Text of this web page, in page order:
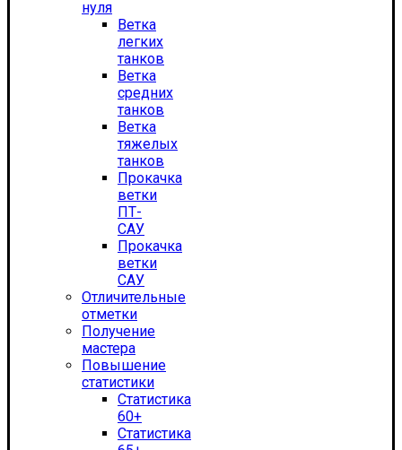
нуля
Ветка
легких
танков
Ветка
средних
танков
Ветка
тяжелых
танков
Прокачка
ветки
ПТ-
САУ
Прокачка
ветки
САУ
Отличительные
отметки
Получение
мастера
Повышение
статистики
Статистика
60+
Статистика